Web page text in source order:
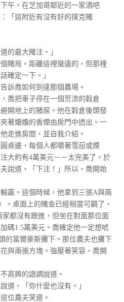
午，在芝加哥鄰近的一家酒吧
「這附近有沒有好的撲克賭
的最大賭注。」
賭局。距離這裡蠻遠的，但那裡
確定一下。」
訴喬如何到達那個農場。
喬把車子停在一個荒涼的穀倉
開地上的豬屎。他在穀倉後頭發
著嬝嬝的香煙由房門中透出。一
走進房間，並自我介紹。
桌邊，每個人都嚼著雪茄或煙
大約有4萬美元－－太完美了。於
說道，「下注！」所以，喬開始
贏。這個時候，他拿到三張A與兩
。桌面上的賭金已經相當可觀了，
都沒有跟進，但坐在對面那位面
碼1.5萬美元。喬確定他一定想唬
的富爾豪斯攤下。那位農夫也攤下
與兩張方塊。強壓著笑容，喬開
高興的語調說道。
道，「你什麼也沒有。」
位農夫笑道。